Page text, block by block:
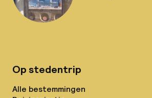
Op stedentrip
Alle bestemmingen